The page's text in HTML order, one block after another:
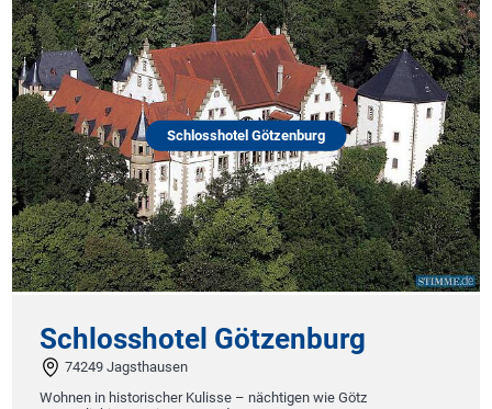
Schlosshotel Götzenburg
Schlosshotel Götzenburg
74249 Jagsthausen
Wohnen in historischer Kulisse – nächtigen wie Götz